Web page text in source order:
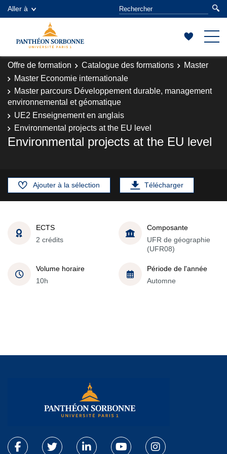
Aller à
Offre de formation Catalogue des formations
Master
Master Economie internationale
Master parcours Développement durable, management
environnemental et géomatique
UE2 Enseignement en anglais
Environmental projects at the EU level
Environmental projects at the EU level
Ajouter à la sélection Télécharger
ECTS
2 crédits
Composante
UFR de géographie
(UFR08)
Volume horaire
10h
Période de l'année
Automne